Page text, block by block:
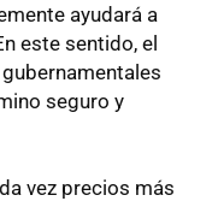
ayudará a
este sentido, el
seguro y
vez precios más